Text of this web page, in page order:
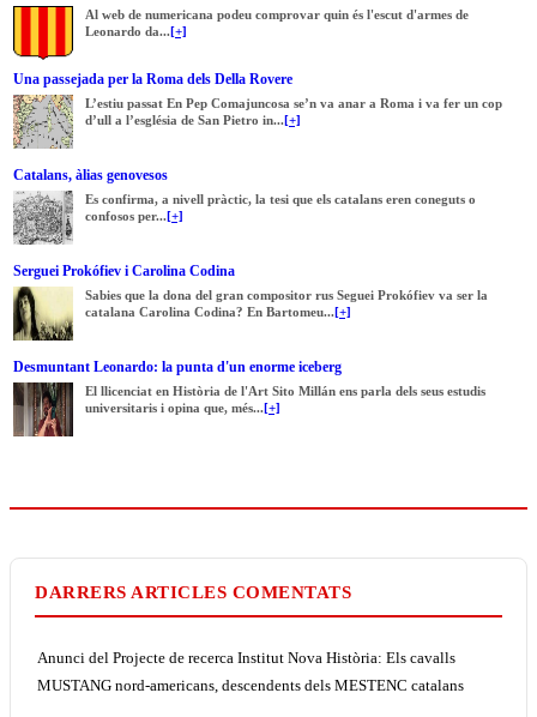
Al web de numericana podeu comprovar quin és l'escut d'armes de
Leonardo da...[+]
Una passejada per la Roma dels Della Rovere
L’estiu passat En Pep Comajuncosa se’n va anar a Roma i va fer un cop
d’ull a l’església de San Pietro in...[+]
Catalans, àlias genovesos
Es confirma, a nivell pràctic, la tesi que els catalans eren coneguts o
confosos per...[+]
Serguei Prokófiev i Carolina Codina
Sabies que la dona del gran compositor rus Seguei Prokófiev va ser la
catalana Carolina Codina? En Bartomeu...[+]
Desmuntant Leonardo: la punta d'un enorme iceberg
El llicenciat en Història de l'Art Sito Millán ens parla dels seus estudis
universitaris i opina que, més...[+]
DARRERS ARTICLES COMENTATS
Anunci del Projecte de recerca Institut Nova Història: Els cavalls
MUSTANG nord-americans, descendents dels MESTENC catalans